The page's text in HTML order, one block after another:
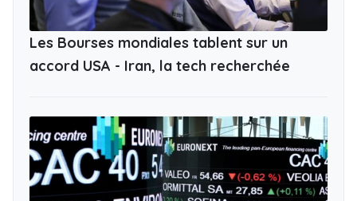
Les Bourses mondiales tablent sur un
accord USA - Iran, la tech recherchée